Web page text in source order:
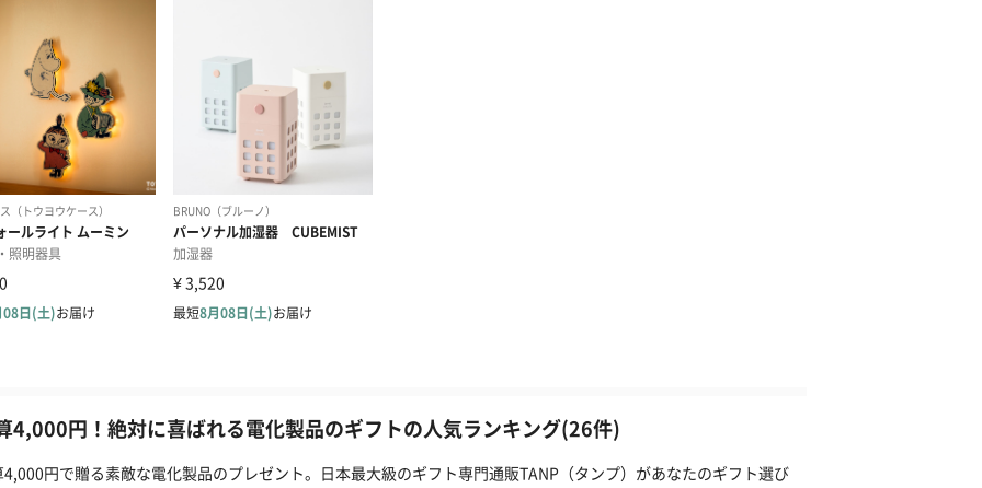
4,000円！絶対に喜ばれる電化製品のギフトの人気ランキング(26件)
4,000円で贈る素敵な電化製品のプレゼント。日本最大級のギフト専門通販TANP（タンプ）があなたのギフト選び